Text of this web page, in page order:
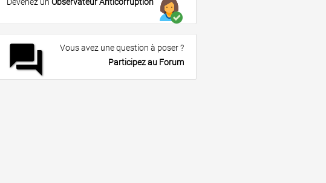
forum
Vous avez une question à poser ?
Participez au Forum